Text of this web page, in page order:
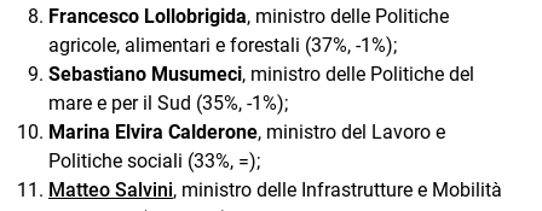
Francesco Lollobrigida, ministro delle Politiche
agricole, alimentari e forestali (37%, -1%);
Sebastiano Musumeci, ministro delle Politiche del
mare e per il Sud (35%, -1%);
Marina Elvira Calderone, ministro del Lavoro e
Politiche sociali (33%, =);
Matteo Salvini, ministro delle Infrastrutture e Mobilità